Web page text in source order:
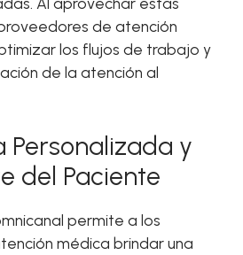
de atención
los flujos de trabajo y
de la atención al
Personalizada y
del Paciente
permite a los
médica brindar una